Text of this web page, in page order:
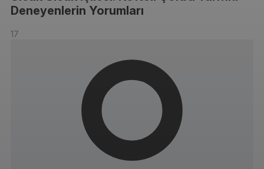
Deneyenlerin Yorumları
17